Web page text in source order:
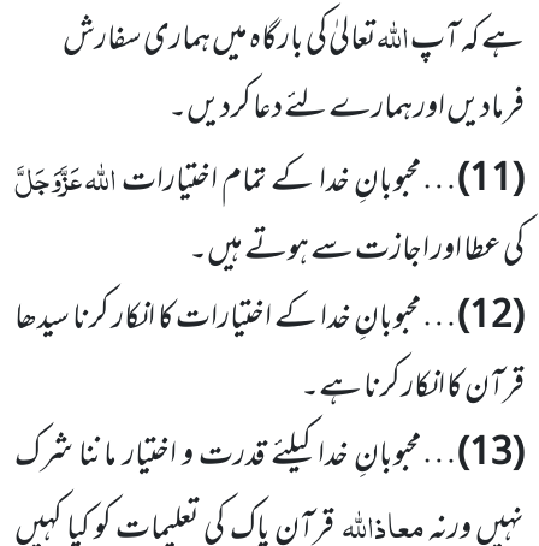
ہے کہ آپاللہتعالیٰ کی بارگاہ میں ہماری سفارش
فرمادیں اور ہمارے لئے دعا کردیں۔
(11)
…محبوبانِ خدا کے تمام اختیاراتاللہعَزَّوَجَلَّ
کی عطا اور اجازت سے ہوتے ہیں۔
(12)
…محبوبانِ خدا کے اختیارات کا انکار کرنا سیدھا
قرآن کا انکار کرنا ہے۔
(13)
…محبوبانِ خدا کیلئے قدرت و اختیار ماننا شرک
نہیں ورنہمعاذاللہقرآن پاک کی تعلیمات کو کیا کہیں